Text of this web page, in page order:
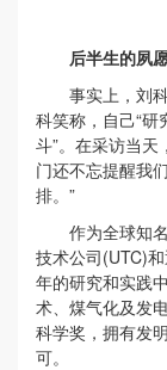
后半生的夙
事实上，刘
科笑称，自己“
斗”。在采访当
门还不忘提醒我
排。”
作为全球知
技术公司(UTC)
年的研究和实践
术、煤气化及发
科学奖，拥有发
可。